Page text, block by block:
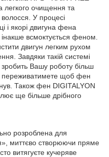
легкого очищення та
У процесі
і якорі двигуна фена
всмоктується феном.
двигун легким рухом
Завдяки такій системі
Вашу роботу більш
щоб фен
Також фен DIGITALYON
ще більше дрібного
розроблена для
миттєво створюючи пряме
витягуєте кучеряве